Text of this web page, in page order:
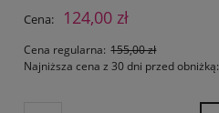
Cena: 124,00 zł
Cena regularna: 155,00 zł
Najniższa cena z 30 dni przed obniżką: